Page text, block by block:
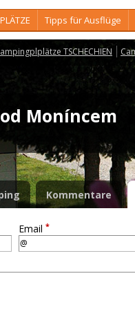
Tipps für Ausflüge
TSCHECHIEN
Moníncem
Kommentare
Email *